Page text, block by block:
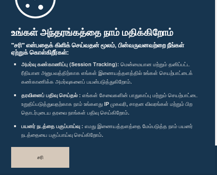
உங்கள் அந்தரங்கத்தை நாம் மதிக்கிறோம்
"சரி" என்பதைக் கிளிக் செய்வதன் மூலம், பின்வருவனவற்றை நீங்கள்
ஏற்றுக் கொள்கிறீர்கள்:
அமர்வு கண்காணிப்பு (Session Tracking): மென்மையான மற்றும் தனிப்பட்ட
ரீதியான அனுபவத்திற்காக எங்கள் இணையத்தளத்தில் உங்கள் செயற்பாட்டைக்
கண்காணிக்க அமர்வுகளைப் பயன்படுத்துகிறோம்.
தரவினைப் பதிவு செய்தல் : எங்கள் சேவைகளின் பாதுகாப்பு மற்றும் செயற்பாட்டை
உறுதிப்படுத்துவதற்காக நாம் உங்களது IP முகவரி, சாதன விவரங்கள் மற்றும் பிற
தொடர்புடைய தரவை நாங்கள் பதிவு செய்கிறோம்.
பயனர் நடத்தை பகுப்பாய்வு : எமது இணையத்தளத்தை மேம்படுத்த நாம் பயனர்
நடத்தையை பகுப்பாய்வு செய்கிறோம்.
சரி
பாராளுமன்ற கையடக்க செயலி
எம்மை பின்தொடர்க :
விருதுகள்
தனியுரிமைக் கொள்கை